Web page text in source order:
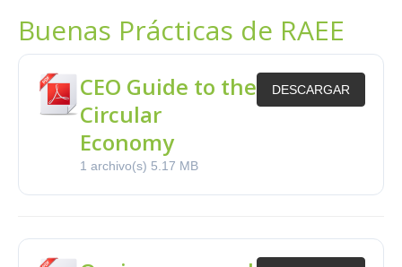
Buenas Prácticas de RAEE
CEO Guide to the
Circular
Economy
1 archivo(s) 5.17 MB
DESCARGAR